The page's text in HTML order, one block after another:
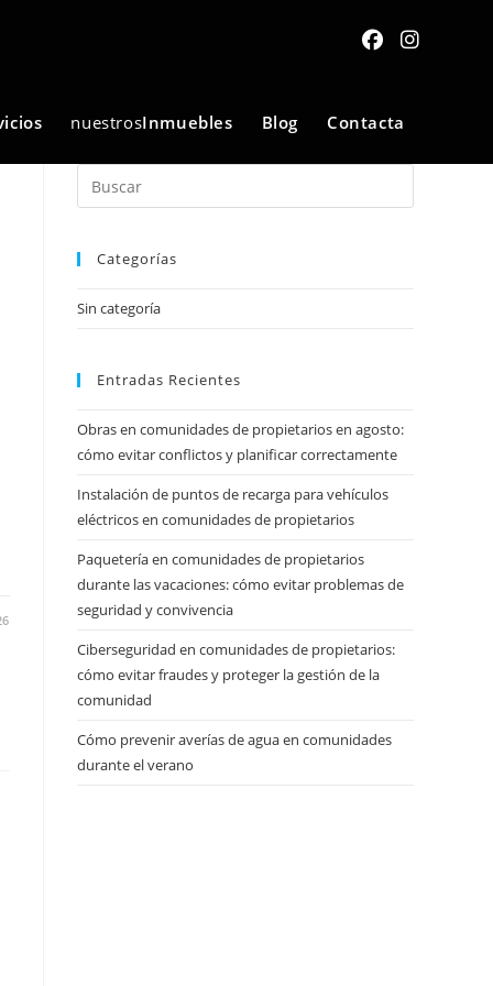
nuestrosInmuebles Blog Contacta
Categorías
Sin categoría
Entradas Recientes
Obras en comunidades de propietarios en agosto:
cómo evitar conflictos y planificar correctamente
Instalación de puntos de recarga para vehículos
eléctricos en comunidades de propietarios
Paquetería en comunidades de propietarios
durante las vacaciones: cómo evitar problemas de
seguridad y convivencia
Ciberseguridad en comunidades de propietarios:
cómo evitar fraudes y proteger la gestión de la
comunidad
Cómo prevenir averías de agua en comunidades
durante el verano